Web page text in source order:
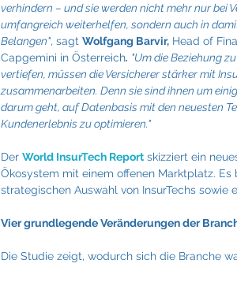
verhindern – und sie werden nicht mehr nur bei
umfangreich weiterhelfen, sondern auch in
Belangen", sagt Wolfgang Barvir, Head of
Capgemini in Österreich. "Um die Beziehung
vertiefen, müssen die Versicherer stärker mit
zusammenarbeiten. Denn sie sind ihnen um
darum geht, auf Datenbasis mit den neuesten
Kundenerlebnis zu optimieren."
Der World InsurTech Report skizziert ein
Ökosystem mit einem offenen Marktplatz.
strategischen Auswahl von InsurTechs
Vier grundlegende Veränderungen der
Die Studie zeigt, wodurch sich die Branche